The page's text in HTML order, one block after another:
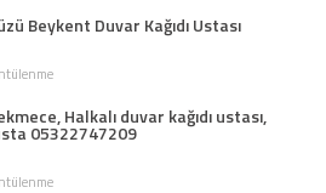
Beykent Duvar Kağıdı Ustası
Halkalı duvar kağıdı ustası,
05322747209